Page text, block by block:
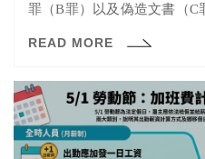
罪（B罪）以及偽造文書（C
犯A罪，B、C無罪（C罪不得
READ MORE